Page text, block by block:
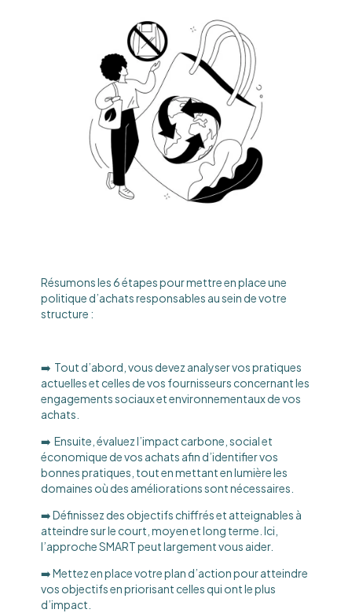
Résumons les 6 étapes pour mettre en place une
politique d’achats responsables au sein de votre
structure :
➡️ Tout d’abord, vous devez analyser vos pratiques
actuelles et celles de vos fournisseurs concernant les
engagements sociaux et environnementaux de vos
achats.
➡️ Ensuite, évaluez l’impact carbone, social et
économique de vos achats afin d’identifier vos
bonnes pratiques, tout en mettant en lumière les
domaines où des améliorations sont nécessaires.
➡️ Définissez des objectifs chiffrés et atteignables à
atteindre sur le court, moyen et long terme. Ici,
l’approche SMART peut largement vous aider.
➡️ Mettez en place votre plan d’action pour atteindre
vos objectifs en priorisant celles qui ont le plus
d’impact.